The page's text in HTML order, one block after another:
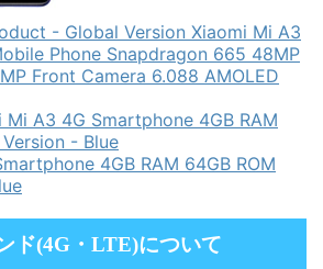
- Global Version Xiaomi Mi A3
Phone Snapdragon 665 48MP
Front Camera 6.088 AMOLED
4GB RAM 64GB ROM
ド(4G・LTE)について